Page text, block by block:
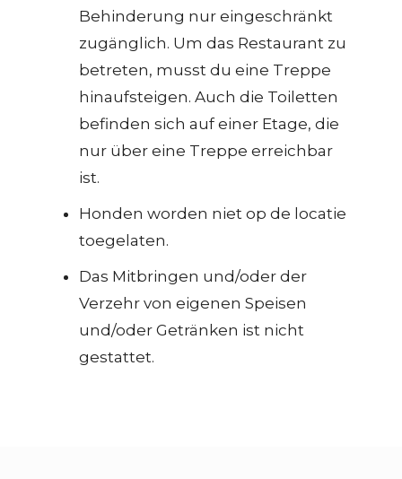
Behinderung nur eingeschränkt
zugänglich. Um das Restaurant zu
betreten, musst du eine Treppe
hinaufsteigen. Auch die Toiletten
befinden sich auf einer Etage, die
nur über eine Treppe erreichbar
ist.
Honden worden niet op de locatie
toegelaten.
Das Mitbringen und/oder der
Verzehr von eigenen Speisen
und/oder Getränken ist nicht
gestattet.